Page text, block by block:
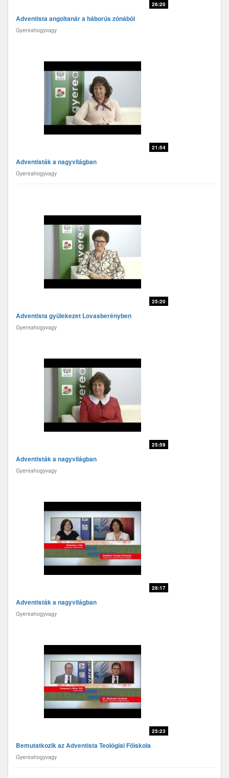
26:20
Adventista angoltanár a háborús zónából
Gyereahogyvagy
21:54
Adventisták a nagyvilágban
Gyereahogyvagy
25:20
Adventista gyülekezet Lovasberényben
Gyereahogyvagy
25:59
Adventisták a nagyvilágban
Gyereahogyvagy
28:17
Adventisták a nagyvilágban
Gyereahogyvagy
25:23
Bemutatkozik az Adventista Teológiai Főiskola
Gyereahogyvagy